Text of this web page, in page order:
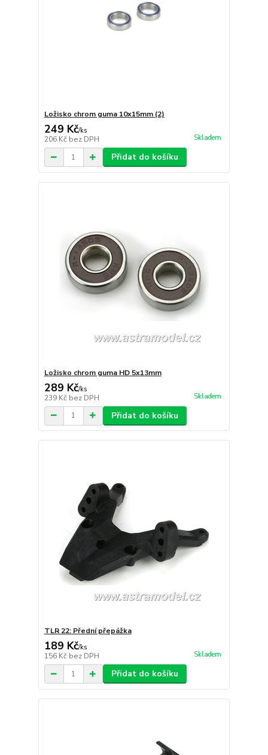
Ložisko chrom guma 10x15mm (2)
249 Kč/ks
206 Kč bez DPH Skladem
Přidat do košíku
Ložisko chrom guma HD 5x13mm
289 Kč/ks
239 Kč bez DPH Skladem
Přidat do košíku
TLR 22: Přední přepážka
189 Kč/ks
156 Kč bez DPH Skladem
Přidat do košíku